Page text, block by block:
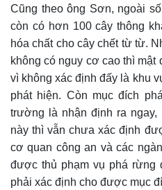
Cũng theo ông Sơn, ngoài
còn có hơn 100 cây thông
hóa chất cho cây chết từ từ.
không có nguy cơ cao thì mật
vì không xác định đấy là khu
phát hiện. Còn mục đích
trường là nhận định ra
này thì vẫn chưa xác định
cơ quan công an và các
được thủ phạm vụ phá rừng
phải xác định cho được mục